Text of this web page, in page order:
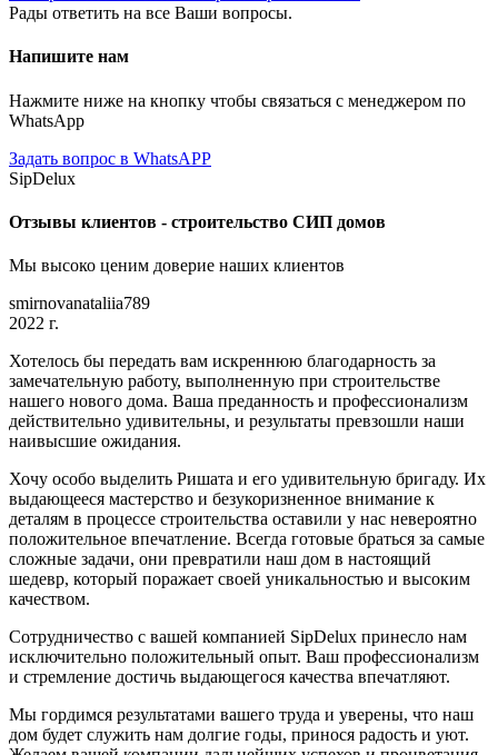
Рады ответить на все Ваши вопросы.
Напишите нам
Нажмите ниже на кнопку чтобы связаться с менеджером по
WhatsApp
Задать вопрос в WhatsAPP
SipDelux
Отзывы клиентов - строительство СИП домов
Мы высоко ценим доверие наших клиентов
smirnovanataliia789
2022 г.
Хотелось бы передать вам искреннюю благодарность за
замечательную работу, выполненную при строительстве
нашего нового дома. Ваша преданность и профессионализм
действительно удивительны, и результаты превзошли наши
наивысшие ожидания.
Хочу особо выделить Ришата и его удивительную бригаду. Их
выдающееся мастерство и безукоризненное внимание к
деталям в процессе строительства оставили у нас невероятно
положительное впечатление. Всегда готовые браться за самые
сложные задачи, они превратили наш дом в настоящий
шедевр, который поражает своей уникальностью и высоким
качеством.
Сотрудничество с вашей компанией SipDelux принесло нам
исключительно положительный опыт. Ваш профессионализм
и стремление достичь выдающегося качества впечатляют.
Мы гордимся результатами вашего труда и уверены, что наш
дом будет служить нам долгие годы, принося радость и уют.